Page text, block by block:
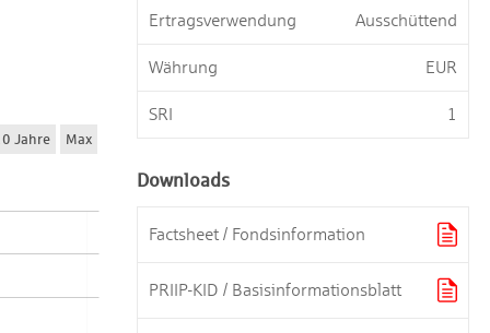
Ertragsverwendung Ausschüttend
Währung EUR
SRI 1
Downloads
Factsheet / Fondsinformation 
PRIIP-KID / Basisinformationsblatt 